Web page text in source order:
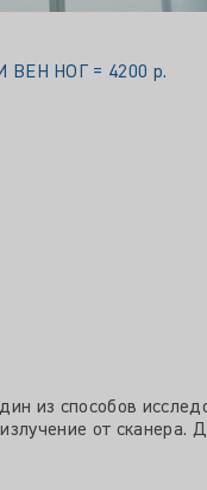
НОГ = 4200 р.
из способов
от сканера.